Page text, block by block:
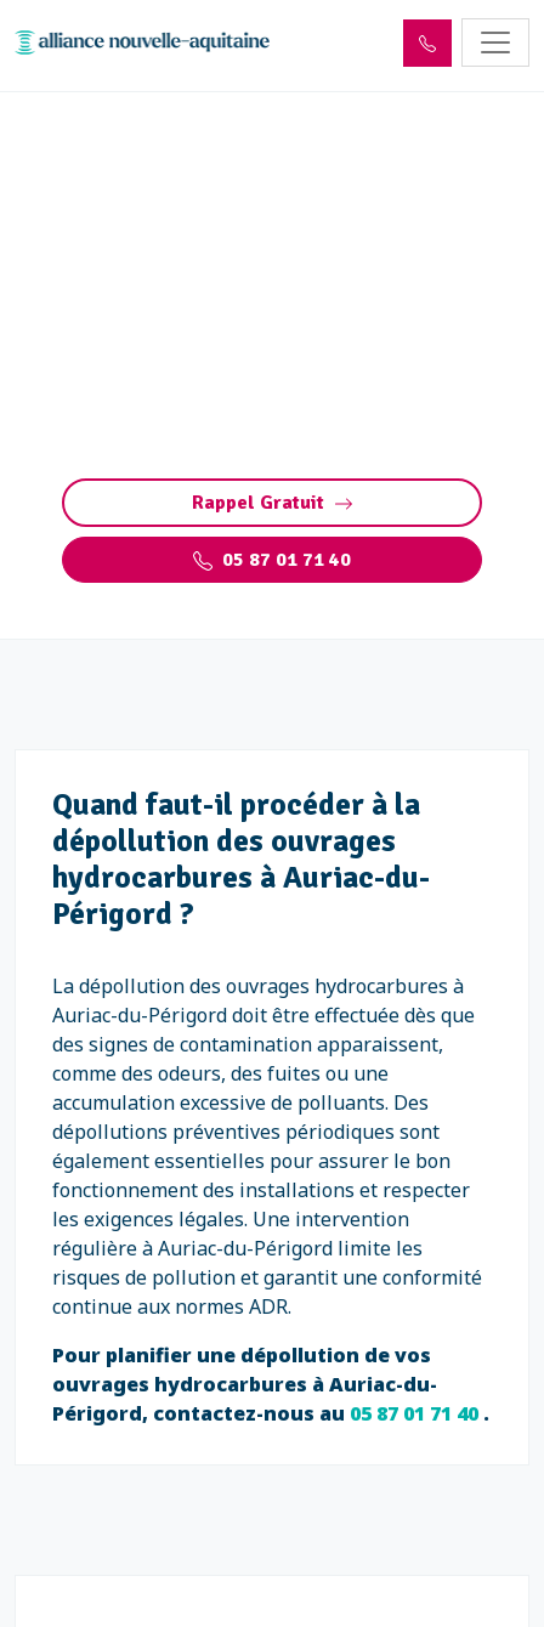
Rappel Gratuit
05 87 01 71 40
Quand faut-il procéder à la
dépollution des ouvrages
hydrocarbures à Auriac-du-
Périgord ?
La dépollution des ouvrages hydrocarbures à
Auriac-du-Périgord doit être effectuée dès que
des signes de contamination apparaissent,
comme des odeurs, des fuites ou une
accumulation excessive de polluants. Des
dépollutions préventives périodiques sont
également essentielles pour assurer le bon
fonctionnement des installations et respecter
les exigences légales. Une intervention
régulière à Auriac-du-Périgord limite les
risques de pollution et garantit une conformité
continue aux normes ADR.
Pour planifier une dépollution de vos
ouvrages hydrocarbures à Auriac-du-
Périgord, contactez-nous au 05 87 01 71 40.